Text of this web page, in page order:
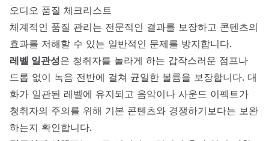
오디오 품질 체크리스트
체계적인 품질 관리는 전문적인 결과를 보장하고 콘텐츠의
효과를 저해할 수 있는 일반적인 문제를 방지합니다.
레벨 일관성은 청취자를 놀라게 하는 갑작스러운 점프나
드롭 없이 녹음 전반에 걸쳐 균일한 볼륨을 보장합니다. 대
화가 일관된 레벨에 유지되고 음악이나 사운드 이펙트가
청취자의 주의를 위해 기본 콘텐츠와 경쟁하기보다는 보완
하는지 확인합니다.